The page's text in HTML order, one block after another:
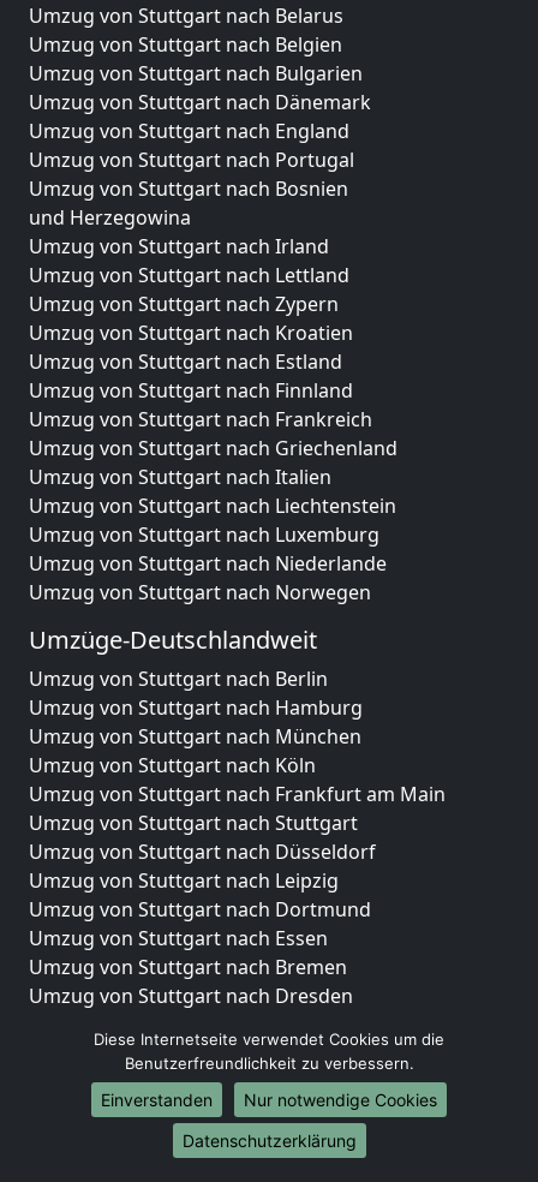
Umzug von Stuttgart nach Belarus
Umzug von Stuttgart nach Belgien
Umzug von Stuttgart nach Bulgarien
Umzug von Stuttgart nach Dänemark
Umzug von Stuttgart nach England
Umzug von Stuttgart nach Portugal
Umzug von Stuttgart nach Bosnien
und Herzegowina
Umzug von Stuttgart nach Irland
Umzug von Stuttgart nach Lettland
Umzug von Stuttgart nach Zypern
Umzug von Stuttgart nach Kroatien
Umzug von Stuttgart nach Estland
Umzug von Stuttgart nach Finnland
Umzug von Stuttgart nach Frankreich
Umzug von Stuttgart nach Griechenland
Umzug von Stuttgart nach Italien
Umzug von Stuttgart nach Liechtenstein
Umzug von Stuttgart nach Luxemburg
Umzug von Stuttgart nach Niederlande
Umzug von Stuttgart nach Norwegen
Umzüge-Deutschlandweit
Umzug von Stuttgart nach Berlin
Umzug von Stuttgart nach Hamburg
Umzug von Stuttgart nach München
Umzug von Stuttgart nach Köln
Umzug von Stuttgart nach Frankfurt am Main
Umzug von Stuttgart nach Stuttgart
Umzug von Stuttgart nach Düsseldorf
Umzug von Stuttgart nach Leipzig
Umzug von Stuttgart nach Dortmund
Umzug von Stuttgart nach Essen
Umzug von Stuttgart nach Bremen
Umzug von Stuttgart nach Dresden
Umzug von Stuttgart nach Nürnberg
Umzug von Stuttgart nach Duisburg
Umzug von Stuttgart nach Bochum
Umzug von Stuttgart nach Wuppertal
Diese Internetseite verwendet Cookies um die
Benutzerfreundlichkeit zu verbessern.
Einverstanden
Nur notwendige Cookies
Datenschutzerklärung